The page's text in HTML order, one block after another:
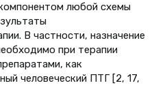
любой схемы
В частности, назначение
при терапии
как
человеческий ПТГ [2, 17,